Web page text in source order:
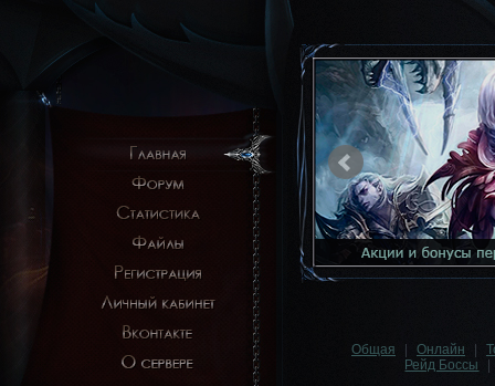
Общая Онлайн
Рейд Боссы